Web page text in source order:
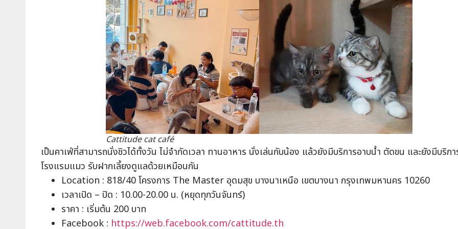
Cattitude cat café
เป็นคาเฟ่ที่สามารถนั่งชิวได้ทั้งวัน ไม่จำกัดเวลา ทานอาหาร นั่งเล่นกับน้อง แล้วยังมีบริการอาบน้ำ ตัดขน และยังมีบริก
โรงแรมแมว รับฝากเลี้ยงดูแลด้วยเหมือนกัน
Location : 818/40 โครงการ The Master อุดมสุข บางนาเหนือ เขตบางนา กรุงเทพมหานคร 10260
เวลาเปิด – ปิด : 10.00-20.00 น. (หยุดทุกวันจันทร์)
ราคา : เริ่มต้น 200 บาท
Facebook : https://web.facebook.com/cattitude.th